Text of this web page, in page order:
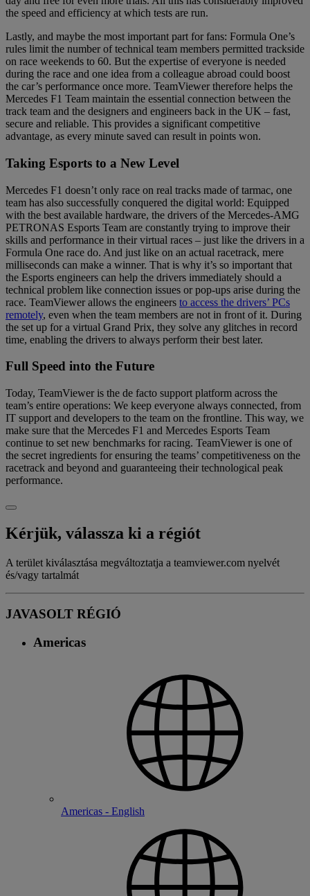
the speed and efficiency at which tests are run.
Lastly, and maybe the most important part for fans: Formula One’s
rules limit the number of technical team members permitted trackside
on race weekends to 60. But the expertise of everyone is needed
during the race and one idea from a colleague abroad could boost
the car’s performance once more. TeamViewer therefore helps the
Mercedes F1 Team maintain the essential connection between the
track team and the designers and engineers back in the UK – fast,
secure and reliable. This provides a significant competitive
advantage, as every minute saved can result in points won.
Taking Esports to a New Level
Mercedes F1 doesn’t only race on real tracks made of tarmac, one
team has also successfully conquered the digital world: Equipped
with the best available hardware, the drivers of the Mercedes-AMG
PETRONAS Esports Team are constantly trying to improve their
skills and performance in their virtual races – just like the drivers in a
Formula One race do. And just like on an actual racetrack, mere
milliseconds can make a winner. That is why it’s so important that
the Esports engineers can help the drivers immediately should a
technical problem like connection issues or pop-ups arise during the
race. TeamViewer allows the engineers to access the drivers’ PCs
remotely, even when the team members are not in front of it. During
the set up for a virtual Grand Prix, they solve any glitches in record
time, enabling the drivers to always perform their best later.
Full Speed into the Future
Today, TeamViewer is the de facto support platform across the
team’s entire operations: We keep everyone always connected, from
IT support and developers to the team on the frontline. This way, we
make sure that the Mercedes F1 and Mercedes Esports Team
continue to set new benchmarks for racing. TeamViewer is one of
the secret ingredients for ensuring the teams’ competitiveness on the
racetrack and beyond and guaranteeing their technological peak
performance.
Kérjük, válassza ki a régiót
A terület kiválasztása megváltoztatja a teamviewer.com nyelvét
és/vagy tartalmát
JAVASOLT RÉGIÓ
Americas
Americas - English